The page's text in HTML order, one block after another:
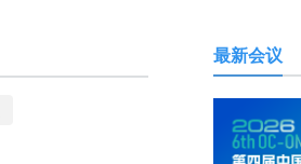
最新会议